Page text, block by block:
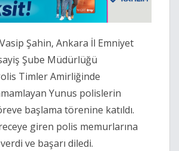
Şahin, Ankara İl Emniyet
Şube Müdürlüğü
Timler Amirliğinde
Yunus polislerin
başlama törenine katıldı.
giren polis memurlarına
ve başarı diledi.